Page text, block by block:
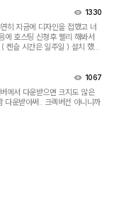
1330
히 지금에 디자인을 접했고 너
에 호스팅 신청후 빨리 해봐서
슬 시간은 일주일 ) 설치 했는
1067
에서 다운받으면 크지도 않은
다운받아써.. 크렉버전 아니니까